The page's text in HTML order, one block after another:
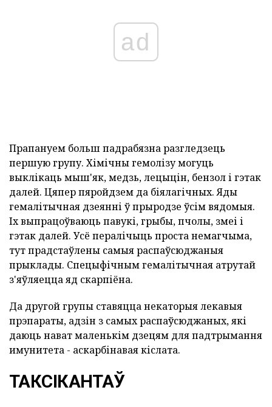
ad
Прапануем больш падрабязна разгледзець
першую групу. Хімічны гемолізу могуць
выклікаць мыш'як, медзь, лецыцін, бензол і гэтак
далей. Цяпер пяройдзем да біялагічных. Яды
гемалітычная дзеянні ў прыродзе ўсім вядомыя.
Іх выпрацоўваюць павукі, грыбы, пчолы, змеі і
гэтак далей. Усё пералічыць проста немагчыма,
тут прадстаўлены самыя распаўсюджаныя
прыклады. Спецыфічным гемалітычная атрутай
з'яўляецца яд скарпіёна.
Да другой групы ставяцца некаторыя лекавыя
прэпараты, адзін з самых распаўсюджаных, які
даюць нават маленькім дзецям для падтрымання
имунитета - аскарбінавая кіслата.
ТАКСІКАНТАЎ